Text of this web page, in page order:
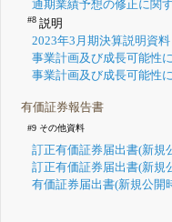
通期業績予想の修正に関
#8説明
2023年3月期決算説明資料
事業計画及び成長可能性
事業計画及び成長可能性
有価証券報告書
#9 その他資料
訂正有価証券届出書(新規
訂正有価証券届出書(新規
有価証券届出書(新規公開